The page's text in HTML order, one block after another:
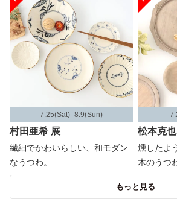
7.25(Sat) -8.9(Sun)
村田亜希 展
繊細でかわいらしい、和モダン
なうつわ。
松本克
燻したよ
木のうつ
もっと見る